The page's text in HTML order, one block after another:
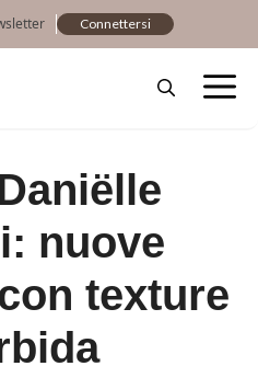
Connettersi
nuove
texture